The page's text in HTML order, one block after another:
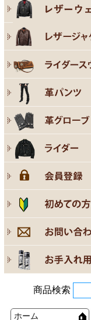
商品検索
ホーム